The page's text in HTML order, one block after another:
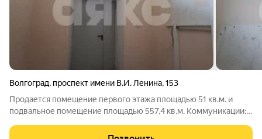
Волгоград, проспект имени В.И. Ленина,153
Продается помещение первого этажа площадью 51 кв.м. и
подвальное помещение площадью 557,4 кв.м. Коммуникации:
со двора. Первый этаж в нормальном состоянии, санузел в